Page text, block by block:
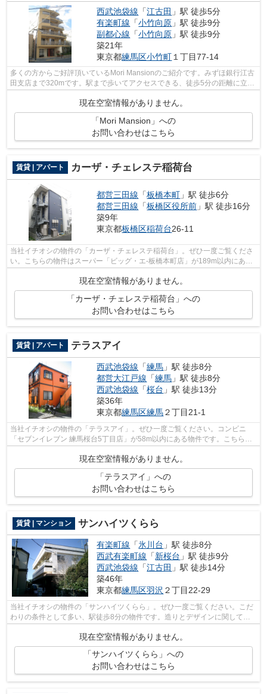
西武池袋線 「江古田 」駅 徒歩5分
有楽町線 「小竹向原 」駅 徒歩9分
副都心線 「小竹向原 」駅 徒歩9分
築21年
東京都練馬区小竹町 １丁目77-14
多くの方からご好評頂いているMori Mansionのご紹介です。みずほ銀行江古
田支店まで320mです。駅まで歩いてアクセスできる、徒歩5分の距離に立地
現在空室情報がありません。
「Mori Mansion」への
お問い合わせはこちら
賃貸 | アパート カーザ・チェレステ稲荷台
都営三田線 「板橋本町 」駅 徒歩6分
都営三田線 「板橋区役所前 」駅 徒歩16分
築9年
東京都板橋区稲荷台26-11
当社イチオシの物件の「カーザ・チェレステ稲荷台」。ぜひ一度ご覧くださ
い。こちらの物件はスーパー「ビッグ・エ-板橋本町店」が189m以内にあり
現在空室情報がありません。
「カーザ・チェレステ稲荷台」への
お問い合わせはこちら
賃貸 | アパート テラスアイ
西武池袋線 「練馬 」駅 徒歩8分
都営大江戸線 「練馬 」駅 徒歩8分
西武池袋線 「桜台 」駅 徒歩13分
築36年
東京都練馬区練馬２丁目21-1
当社イチオシの物件の「テラスアイ」。ぜひ一度ご覧ください。コンビニ
「セブンイレブン 練馬桜台5丁目店」が58m以内にある物件です。こちらの
物件はアパートです。魅力的な駅近の物件...
現在空室情報がありません。
「テラスアイ」への
お問い合わせはこちら
賃貸 | マンション サンハイツくらら
有楽町線 「氷川台 」駅 徒歩8分
西武有楽町線 「新桜台 」駅 徒歩9分
西武池袋線 「江古田 」駅 徒歩14分
築46年
東京都練馬区羽沢 ２丁目22-29
当社イチオシの物件の「サンハイツくらら」。ぜひ一度ご覧ください。こだ
わりの条件として多い、駅徒歩8分の物件です。造りとデザインに関して、
自信をもって情報を提供できるマンショ...
現在空室情報がありません。
「サンハイツくらら」への
お問い合わせはこちら